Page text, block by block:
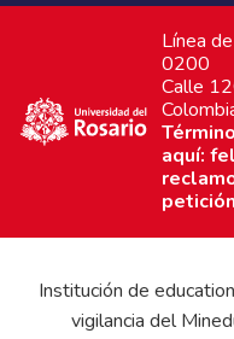
Línea
0200
Calle
aquí:
Institución de
vigilancia del